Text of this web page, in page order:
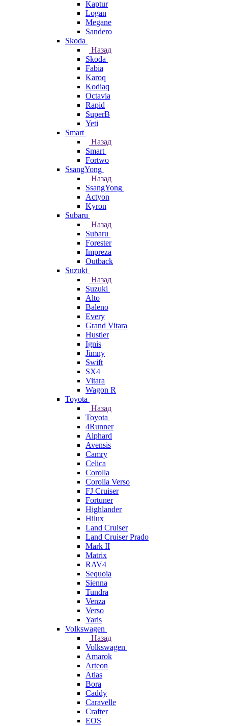
Kaptur
Logan
Megane
Sandero
Skoda
Назад
Skoda
Fabia
Karoq
Kodiaq
Octavia
Rapid
SuperB
Yeti
Smart
Назад
Smart
Fortwo
SsangYong
Назад
SsangYong
Actyon
Kyron
Subaru
Назад
Subaru
Forester
Impreza
Outback
Suzuki
Назад
Suzuki
Alto
Baleno
Every
Grand Vitara
Hustler
Ignis
Jimny
Swift
SX4
Vitara
Wagon R
Toyota
Назад
Toyota
4Runner
Alphard
Avensis
Camry
Celica
Corolla
Corolla Verso
FJ Cruiser
Fortuner
Highlander
Hilux
Land Cruiser
Land Cruiser Prado
Mark II
Matrix
RAV4
Sequoia
Sienna
Tundra
Venza
Verso
Yaris
Volkswagen
Назад
Volkswagen
Amarok
Arteon
Atlas
Bora
Caddy
Caravelle
Crafter
EOS